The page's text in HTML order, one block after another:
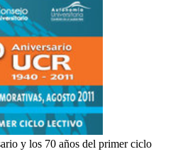
y los 70 años del primer ciclo